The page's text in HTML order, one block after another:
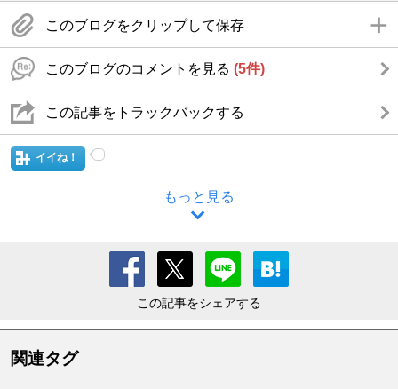
このブログをクリップして保存
このブログのコメントを見る (5件)
この記事をトラックバックする
イイね！
もっと見る
この記事をシェアする
関連タグ